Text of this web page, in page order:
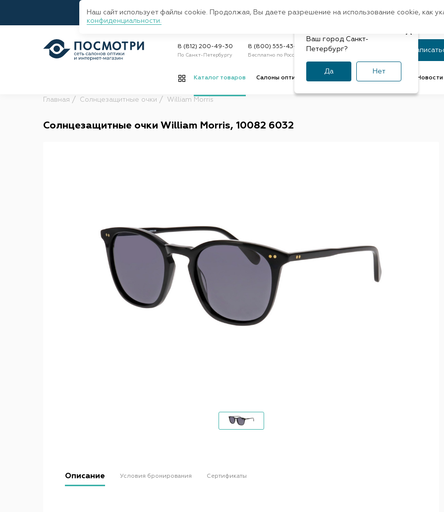
Регион:Санкт-Петербург Быстрая
8 (812) 200-49-30
По Санкт-Петербургу
8 (800) 555-43-47
Бесплатно по России
Статус заказа
Каталог товаров Салоны оптики Новости
Главная Солнцезащитные очки William Morris
Солнцезащитные очки William Morris, 10082 6032
Описание Условия бронирования Сертификаты
Ваш город Санкт-
Петербург?
Да Нет
Наш сайт использует файлы cookie. Продолжая, Вы даете разрешение на использование cookie, как
конфиденциальности.